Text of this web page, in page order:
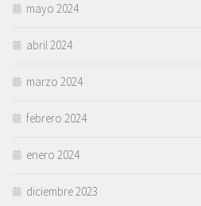
mayo 2024
abril 2024
marzo 2024
febrero 2024
enero 2024
diciembre 2023